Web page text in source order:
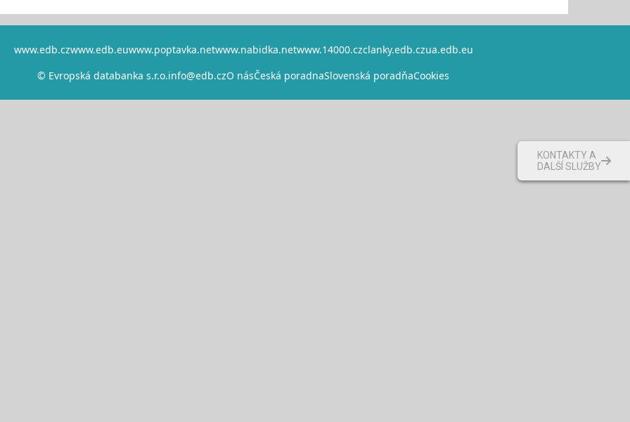
www.edb.czwww.edb.euwww.poptavka.netwww.nabidka.netwww.14000.czclanky.edb.czua.edb.eu
© Evropská databanka s.r.o.info@edb.czO násČeská poradnaSlovenská poradňaCookies
KONTAKTY A
DALŠÍ SLUŽBY